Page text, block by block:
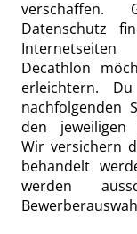
verschaffen.
Datenschutz
Decathlon
erleichtern.
nachfolgenden
den jeweiligen
Wir versichern
behandelt
werden